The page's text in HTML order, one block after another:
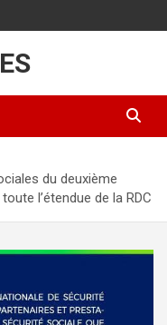
du deuxième
l’étendue de la RDC